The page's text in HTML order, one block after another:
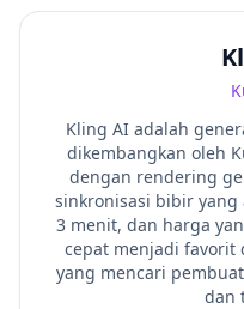
Kling AI adalah
dikembangkan oleh
dengan rendering
sinkronisasi bibir
3 menit, dan harga
cepat menjadi favorit
yang mencari
dan